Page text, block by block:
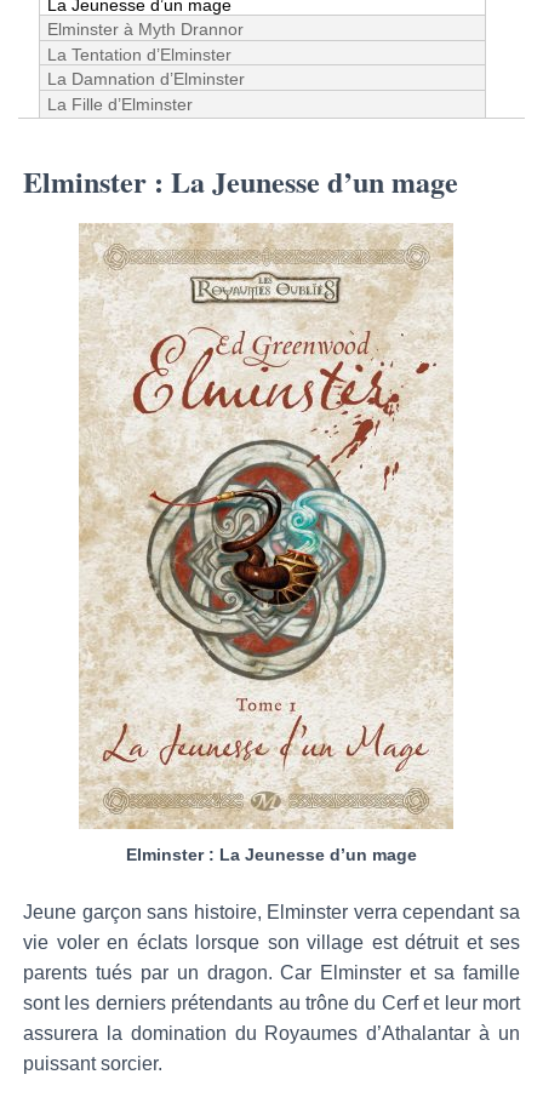
La Jeunesse d’un mage
Elminster à Myth Drannor
La Tentation d’Elminster
La Damnation d’Elminster
La Fille d’Elminster
Elminster : La Jeunesse d’un mage
Elminster : La Jeunesse d’un mage
Jeune garçon sans histoire, Elminster verra cependant sa
vie voler en éclats lorsque son village est détruit et ses
parents tués par un dragon. Car Elminster et sa famille
sont les derniers prétendants au trône du Cerf et leur mort
assurera la domination du Royaumes d’Athalantar à un
puissant sorcier.